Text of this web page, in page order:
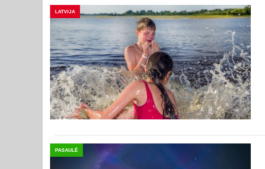
LATVIJA
PASAULĒ